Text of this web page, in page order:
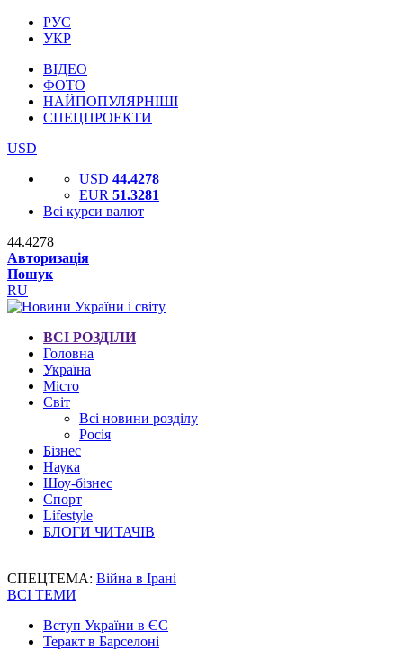
РУС
УКР
ВІДЕО
ФОТО
НАЙПОПУЛЯРНІШІ
СПЕЦПРОЕКТИ
USD
USD 44.4278
EUR 51.3281
Всі курси валют
44.4278
Авторизація
Пошук
RU
ВСІ РОЗДІЛИ
Головна
Україна
Місто
Світ
Всі новини розділу
Росія
Бізнес
Наука
Шоу-бізнес
Спорт
Lifestyle
БЛОГИ ЧИТАЧІВ
СПЕЦТЕМА: Війна в Ірані
ВСІ ТЕМИ
Вступ України в ЄС
Теракт в Барселоні